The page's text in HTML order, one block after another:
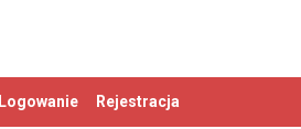
Rejestracja
Logowanie